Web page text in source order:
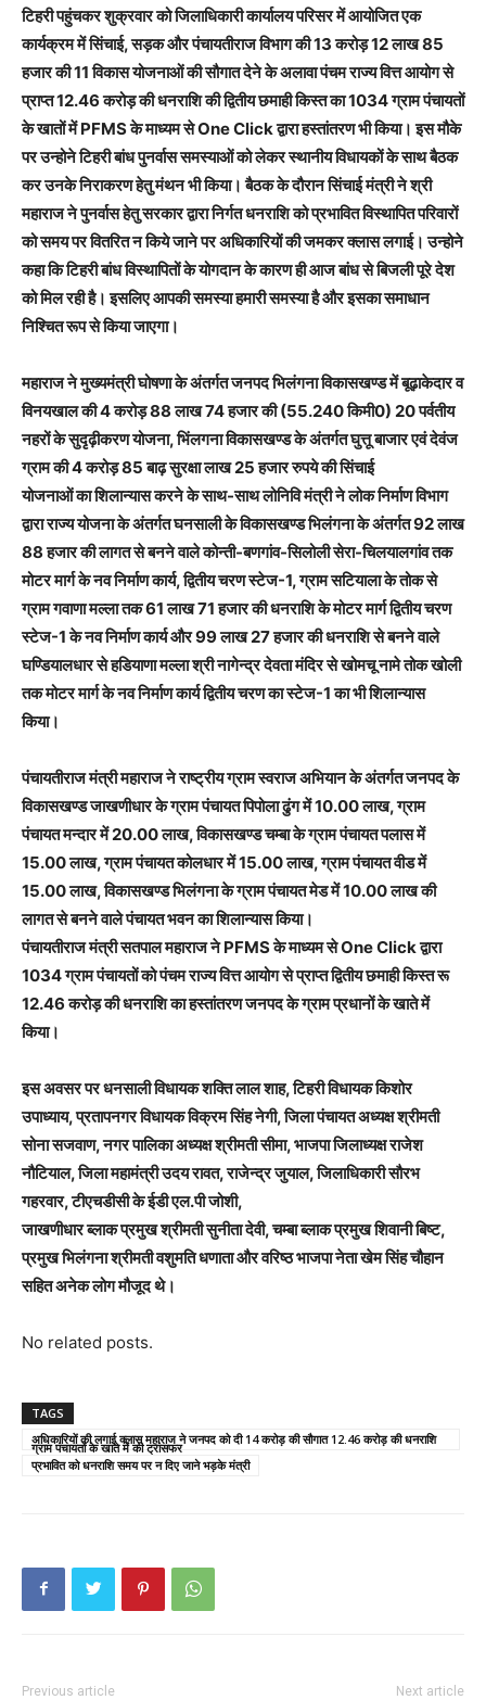
टिहरी पहुंचकर शुक्रवार को जिलाधिकारी कार्यालय परिसर में आयोजित एक
कार्यक्रम में सिंचाई, सड़क और पंचायतीराज विभाग की 13 करोड़ 12 लाख 85
हजार की 11 विकास योजनाओं की सौगात देने के अलावा पंचम राज्य वित्त आयोग से
प्राप्त 12.46 करोड़ की धनराशि की द्वितीय छमाही किस्त का 1034 ग्राम पंचायतों
के खातों में PFMS के माध्यम से One Click द्वारा हस्तांतरण भी किया। इस मौके
पर उन्होने टिहरी बांध पुनर्वास समस्याओं को लेकर स्थानीय विधायकों के साथ बैठक
कर उनके निराकरण हेतु मंथन भी किया। बैठक के दौरान सिंचाई मंत्री ने श्री
महाराज ने पुनर्वास हेतु सरकार द्वारा निर्गत धनराशि को प्रभावित विस्थापित परिवारों
को समय पर वितरित न किये जाने पर अधिकारियों की जमकर क्लास लगाई। उन्होने
कहा कि टिहरी बांध विस्थापितों के योगदान के कारण ही आज बांध से बिजली पूरे देश
को मिल रही है। इसलिए आपकी समस्या हमारी समस्या है और इसका समाधान
निश्चित रूप से किया जाएगा।
महाराज ने मुख्यमंत्री घोषणा के अंतर्गत जनपद भिलंगना विकासखण्ड में बूढ़ाकेदार व
विनयखाल की 4 करोड़ 88 लाख 74 हजार की (55.240 किमी0) 20 पर्वतीय
नहरों के सुदृढ़ीकरण योजना, भिंलगना विकासखण्ड के अंतर्गत घुत्तू बाजार एवं देवंज
ग्राम की 4 करोड़ 85 बाढ़ सुरक्षा लाख 25 हजार रुपये की सिंचाई
योजनाओं का शिलान्यास करने के साथ-साथ लोनिवि मंत्री ने लोक निर्माण विभाग
द्वारा राज्य योजना के अंतर्गत घनसाली के विकासखण्ड भिलंगना के अंतर्गत 92 लाख
88 हजार की लागत से बनने वाले कोन्ती-बणगांव-सिलोली सेरा-चिलयालगांव तक
मोटर मार्ग के नव निर्माण कार्य, द्वितीय चरण स्टेज-1, ग्राम सटियाला के तोक से
ग्राम गवाणा मल्ला तक 61 लाख 71 हजार की धनराशि के मोटर मार्ग द्वितीय चरण
स्टेज-1 के नव निर्माण कार्य और 99 लाख 27 हजार की धनराशि से बनने वाले
घण्डियालधार से हडियाणा मल्ला श्री नागेन्द्र देवता मंदिर से खोमचू नामे तोक खोली
तक मोटर मार्ग के नव निर्माण कार्य द्वितीय चरण का स्टेज-1 का भी शिलान्यास
किया।
पंचायतीराज मंत्री महाराज ने राष्ट्रीय ग्राम स्वराज अभियान के अंतर्गत जनपद के
विकासखण्ड जाखणीधार के ग्राम पंचायत पिपोला ढुंग में 10.00 लाख, ग्राम
पंचायत मन्दार में 20.00 लाख, विकासखण्ड चम्बा के ग्राम पंचायत पलास में
15.00 लाख, ग्राम पंचायत कोलधार में 15.00 लाख, ग्राम पंचायत वीड में
15.00 लाख, विकासखण्ड भिलंगना के ग्राम पंचायत मेड में 10.00 लाख की
लागत से बनने वाले पंचायत भवन का शिलान्यास किया।
पंचायतीराज मंत्री सतपाल महाराज ने PFMS के माध्यम से One Click द्वारा
1034 ग्राम पंचायतों को पंचम राज्य वित्त आयोग से प्राप्त द्वितीय छमाही किस्त रू
12.46 करोड़ की धनराशि का हस्तांतरण जनपद के ग्राम प्रधानों के खाते में
किया।
इस अवसर पर धनसाली विधायक शक्ति लाल शाह, टिहरी विधायक किशोर
उपाध्याय, प्रतापनगर विधायक विक्रम सिंह नेगी, जिला पंचायत अध्यक्ष श्रीमती
सोना सजवाण, नगर पालिका अध्यक्ष श्रीमती सीमा, भाजपा जिलाध्यक्ष राजेश
नौटियाल, जिला महामंत्री उदय रावत, राजेन्द्र जुयाल, जिलाधिकारी सौरभ
गहरवार, टीएचडीसी के ईडी एल.पी जोशी,
जाखणीधार ब्लाक प्रमुख श्रीमती सुनीता देवी, चम्बा ब्लाक प्रमुख शिवानी बिष्ट,
प्रमुख भिलंगना श्रीमती वशुमति धणाता और वरिष्ठ भाजपा नेता खेम सिंह चौहान
सहित अनेक लोग मौजूद थे।
No related posts.
TAGS
अधिकारियों की लगाई क्लास महाराज ने जनपद को दी 14 करोड़ की सौगात 12.46 करोड़ की धनराशि
ग्राम पंचायतों के खाते में की ट्रांसफर
प्रभावित को धनराशि समय पर न दिए जाने भड़के मंत्री
Previous article Next article